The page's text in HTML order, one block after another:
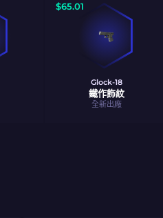
$65.01
Glock-18
鐵作飾紋
全新出廠